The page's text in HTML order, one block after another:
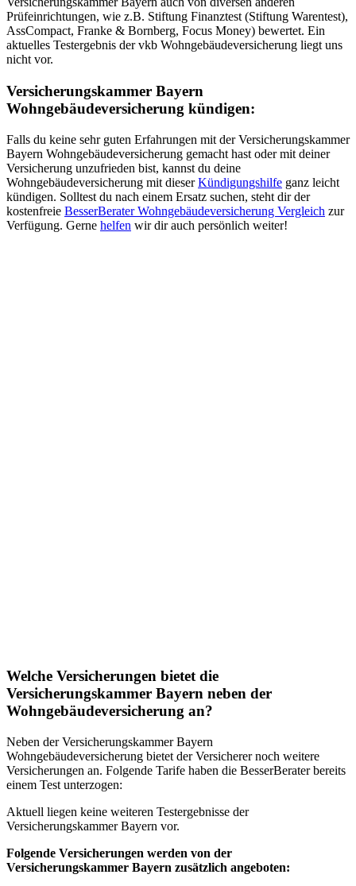
Prüfeinrichtungen, wie z.B. Stiftung Finanztest (Stiftung Warentest),
AssCompact, Franke & Bornberg, Focus Money) bewertet. Ein
aktuelles Testergebnis der vkb Wohngebäudeversicherung liegt uns
nicht vor.
Versicherungskammer Bayern
Wohngebäudeversicherung kündigen:
Falls du keine sehr guten Erfahrungen mit der Versicherungskammer
Bayern Wohngebäudeversicherung gemacht hast oder mit deiner
Versicherung unzufrieden bist, kannst du deine
Wohngebäudeversicherung mit dieserKündigungshilfe ganz leicht
kündigen. Solltest du nach einem Ersatz suchen, steht dir der
kostenfreie BesserBerater Wohngebäudeversicherung Vergleich zur
Verfügung. Gerne helfen wir dir auch persönlich weiter!
Welche Versicherungen bietet die
Versicherungskammer Bayern neben der
Wohngebäudeversicherung an?
Neben der Versicherungskammer Bayern
Wohngebäudeversicherung bietet der Versicherer noch weitere
Versicherungen an. Folgende Tarife haben die BesserBerater bereits
einem Test unterzogen:
Aktuell liegen keine weiteren Testergebnisse der
Versicherungskammer Bayern vor.
Folgende Versicherungen werden von der
Versicherungskammer Bayern zusätzlich angeboten: